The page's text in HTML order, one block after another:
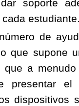
soporte
de
que supone
que a
presentar
dispositivos